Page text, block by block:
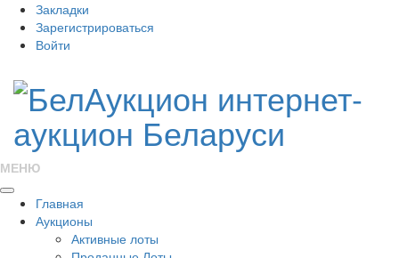
Закладки
Зарегистрироваться
Войти
МЕНЮ
Главная
Аукционы
Активные лоты